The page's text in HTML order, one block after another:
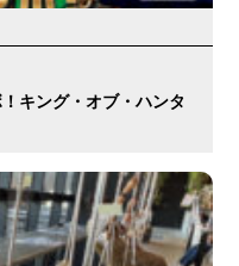
キング・オブ・ハンタ